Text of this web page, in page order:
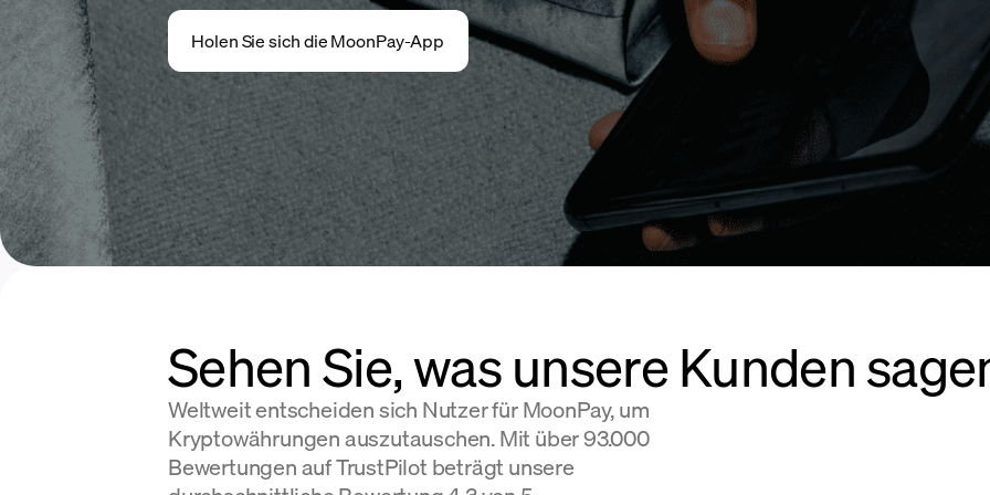
Holen Sie sich die MoonPay-App
Sehen Sie, was unsere Kunden
Weltweit entscheiden sich Nutzer für MoonPay, um
Kryptowährungen auszutauschen. Mit über 93.000
Bewertungen auf TrustPilot beträgt unsere